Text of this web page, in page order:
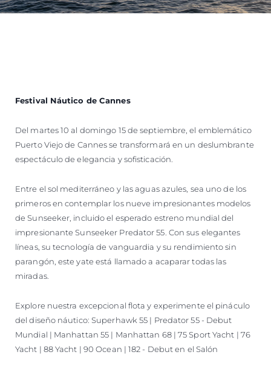
Festival Náutico de Cannes
Del martes 10 al domingo 15 de septiembre, el emblemático
Puerto Viejo de Cannes se transformará en un deslumbrante
espectáculo de elegancia y sofisticación.
Entre el sol mediterráneo y las aguas azules, sea uno de los
primeros en contemplar los nueve impresionantes modelos
de Sunseeker, incluido el esperado estreno mundial del
impresionante Sunseeker Predator 55. Con sus elegantes
líneas, su tecnología de vanguardia y su rendimiento sin
parangón, este yate está llamado a acaparar todas las
miradas.
Explore nuestra excepcional flota y experimente el pináculo
del diseño náutico: Superhawk 55 | Predator 55 - Debut
Mundial | Manhattan 55 | Manhattan 68 | 75 Sport Yacht | 76
Yacht | 88 Yacht | 90 Ocean | 182 - Debut en el Salón